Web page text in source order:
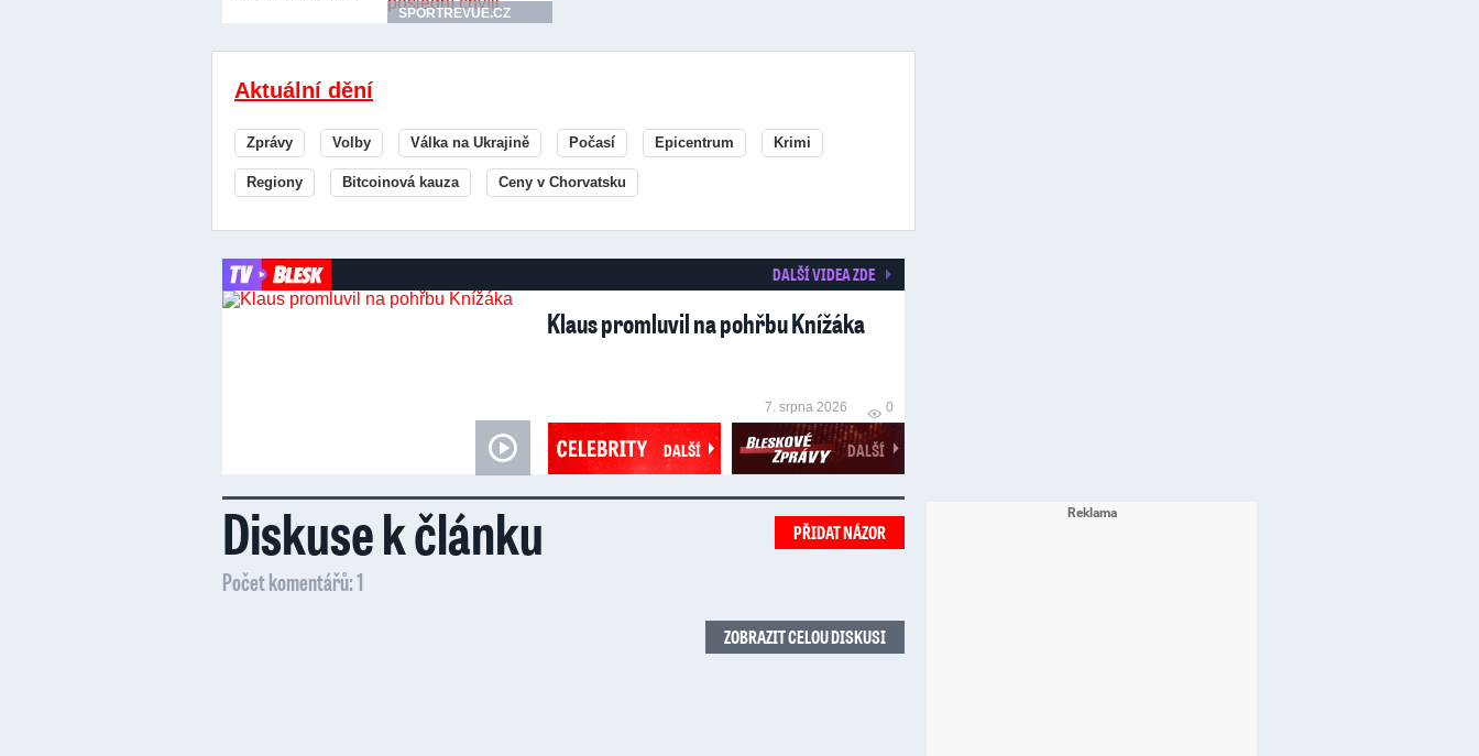
SPORTREVUE.CZ
Aktuální dění
Zprávy Volby Válka na Ukrajině Počasí Epicentrum Krimi
Regiony Bitcoinová kauza Ceny v Chorvatsku
DALŠÍ VIDEA ZDE
Klaus promluvil na pohřbu Knížáka
0
7. srpna 2026
DALŠÍ DALŠÍ
Diskuse k článku PŘIDAT NÁZOR
Počet komentářů: 1
ZOBRAZIT CELOU DISKUSI